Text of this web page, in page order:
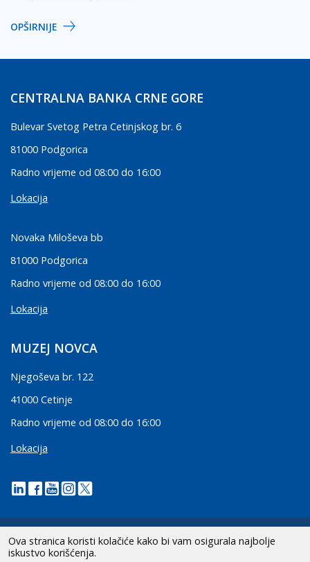
Ova stranica koristi kolačiće kako bi vam osigurala najbolje
iskustvo korišćenja.
OPŠIRNIJE
CENTRALNA BANKA CRNE GORE
Bulevar Svetog Petra Cetinjskog br. 6
81000 Podgorica
Radno vrijeme od 08:00 do 16:00
Lokacija
Novaka Miloševa bb
81000 Podgorica
Radno vrijeme od 08:00 do 16:00
Lokacija
MUZEJ NOVCA
Njegoševa br. 122
41000 Cetinje
Radno vrijeme od 08:00 do 16:00
Lokacija